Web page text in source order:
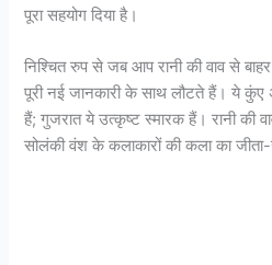
पूरा सहयोग दिया है।
निश्चित रुप से जब आप रानी की वाव से
पूरी नई जानकारी के साथ लौटते हैं। ये
हैं; गुजरात ये उत्कृष्ट स्मारक हैं। रानी की
सोलंकी वंश के कलाकारों की कला का जीता-